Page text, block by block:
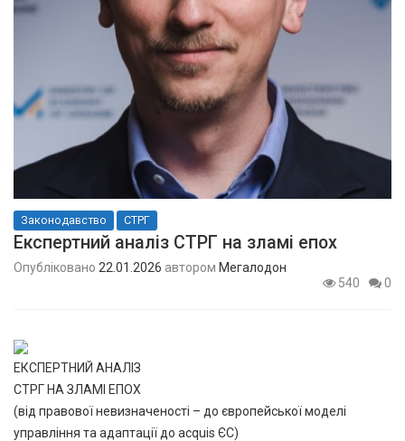
Законодавство СТРГ
Експертний аналіз СТРГ на зламі епох
Опубліковано 22.01.2026 автором Мегалодон
540
0
ЕКСПЕРТНИЙ АНАЛІЗ
СТРГ НА ЗЛАМІ ЕПОХ
(від правової невизначеності – до європейської моделі
управління та адаптації до acquis ЄС)